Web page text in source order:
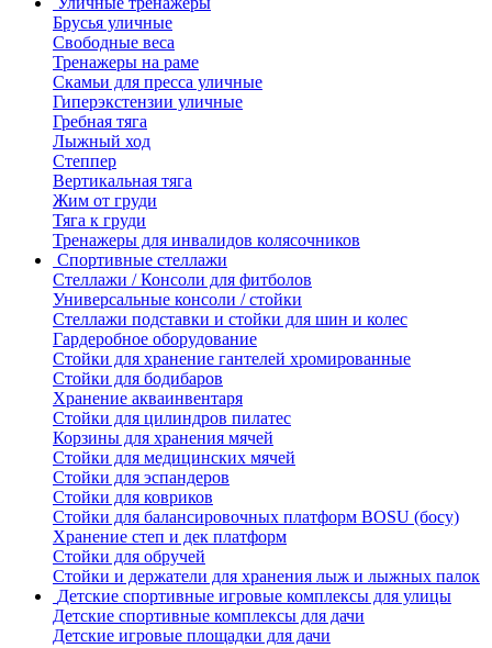
Брусья уличные
Свободные веса
Тренажеры на раме
Скамьи для пресса уличные
Гиперэкстензии уличные
Гребная тяга
Лыжный ход
Степпер
Вертикальная тяга
Жим от груди
Тяга к груди
Тренажеры для инвалидов колясочников
Спортивные стеллажи
Стеллажи / Консоли для фитболов
Универсальные консоли / стойки
Стеллажи подставки и стойки для шин и колес
Гардеробное оборудование
Стойки для хранение гантелей хромированные
Стойки для бодибаров
Хранение акваинвентаря
Стойки для цилиндров пилатес
Корзины для хранения мячей
Стойки для медицинских мячей
Стойки для эспандеров
Стойки для ковриков
Стойки для балансировочных платформ BOSU (босу)
Хранение степ и дек платформ
Стойки для обручей
Стойки и держатели для хранения лыж и лыжных палок
Детские спортивные игровые комплексы для улицы
Детские спортивные комплексы для дачи
Детские игровые площадки для дачи